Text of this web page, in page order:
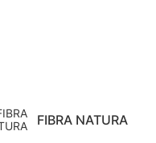
FIBRA NATURA